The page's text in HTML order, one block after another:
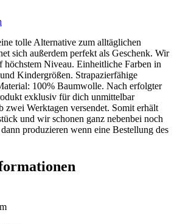
tolle Alternative zum alltäglichen
sich außerdem perfekt als Geschenk. Wir
höchstem Niveau. Einheitliche Farben in
Kindergrößen. Strapazierfähige
100% Baumwolle. Nach erfolgter
exklusiv für dich unmittelbar
zwei Werktagen versendet. Somit erhält
und wir schonen ganz nebenbei noch
produzieren wenn eine Bestellung des